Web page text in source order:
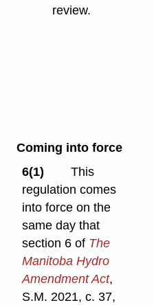
review.
Coming into force
6(1)
This
regulation comes
into force on the
same day that
section 6 of The
Manitoba Hydro
Amendment Act,
S.M. 2021, c. 37,